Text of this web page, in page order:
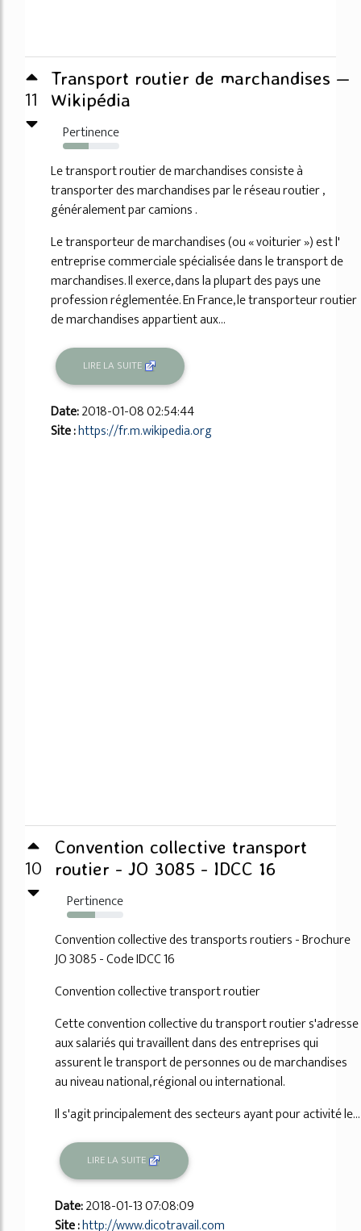
11
Transport routier de marchandises —
Wikipédia
Pertinence
45%
Le transport routier de marchandises consiste à
transporter des marchandises par le réseau routier ,
généralement par camions .
Le transporteur de marchandises (ou « voiturier ») est l'
entreprise commerciale spécialisée dans le transport de
marchandises. Il exerce, dans la plupart des pays une
profession réglementée. En France, le transporteur routier
de marchandises appartient aux...
LIRE LA SUITE
Date:2018-01-08 02:54:44
Site :https://fr.m.wikipedia.org
10
Convention collective transport
routier - JO 3085 - IDCC 16
Pertinence
50%
Convention collective des transports routiers - Brochure
JO 3085 - Code IDCC 16
Convention collective transport routier
Cette convention collective du transport routier s'adresse
aux salariés qui travaillent dans des entreprises qui
assurent le transport de personnes ou de marchandises
au niveau national, régional ou international.
Il s'agit principalement des secteurs ayant pour activité le...
LIRE LA SUITE
Date:2018-01-13 07:08:09
Site :http://www.dicotravail.com